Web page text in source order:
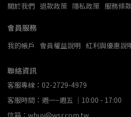
關於我們 退款政策 隱私政策 服務條款
會員服務
我的帳戶 會員權益說明 紅利與優惠說
聯絡資訊
客服專線：02-2729-4979
客服時間：週一~週五 ｜10:00 - 17:00
信箱：wbuy@wsr.com.tw